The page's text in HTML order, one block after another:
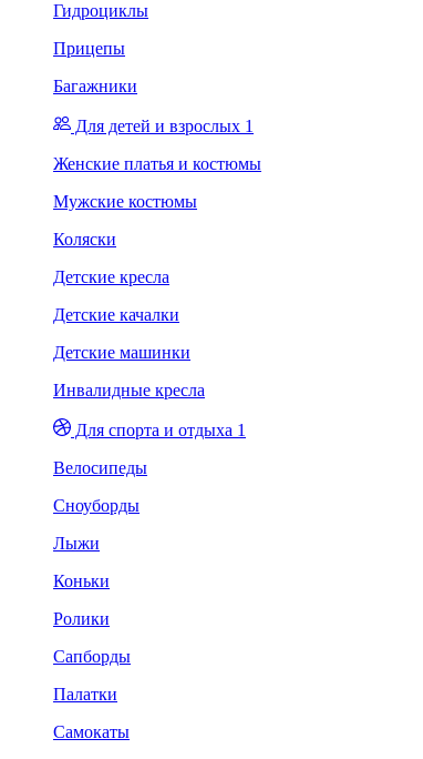
Гидроциклы
Прицепы
Багажники
Для детей и взрослых 1
Женские платья и костюмы
Мужские костюмы
Коляски
Детские кресла
Детские качалки
Детские машинки
Инвалидные кресла
Для спорта и отдыха 1
Велосипеды
Сноуборды
Лыжи
Коньки
Ролики
Сапборды
Палатки
Самокаты